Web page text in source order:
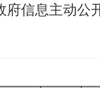
府信息主动公